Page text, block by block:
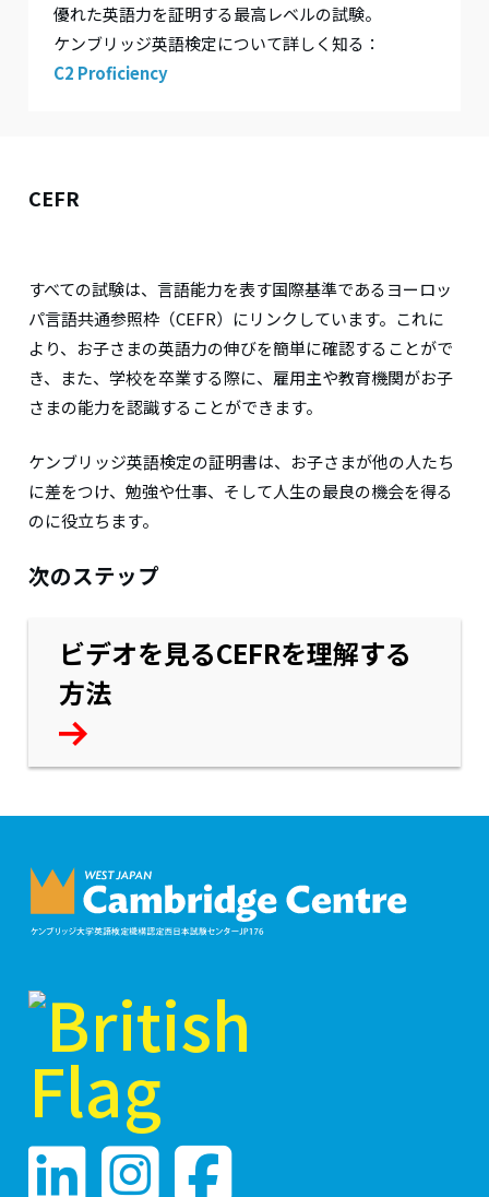
優れた英語力を証明する最高レベルの試験。
ケンブリッジ英語検定について詳しく知る：
C2 Proficiency
CEFR
すべての試験は、言語能力を表す国際基準であるヨーロッ
パ言語共通参照枠（CEFR）にリンクしています。これに
より、お子さまの英語力の伸びを簡単に確認することがで
き、また、学校を卒業する際に、雇用主や教育機関がお子
さまの能力を認識することができます。
ケンブリッジ英語検定の証明書は、お子さまが他の人たち
に差をつけ、勉強や仕事、そして人生の最良の機会を得る
のに役立ちます。
次のステップ
ビデオを見るCEFRを理解する
方法